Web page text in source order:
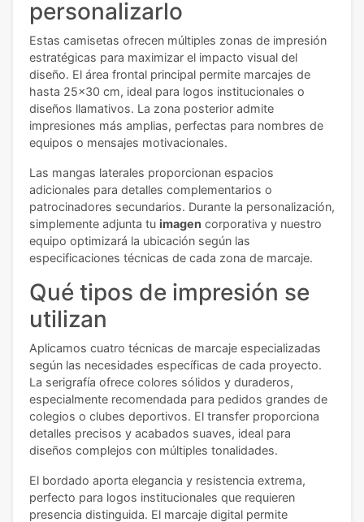
personalizarlo
Estas camisetas ofrecen múltiples zonas de impresión
estratégicas para maximizar el impacto visual del
diseño. El área frontal principal permite marcajes de
hasta 25x30 cm, ideal para logos institucionales o
diseños llamativos. La zona posterior admite
impresiones más amplias, perfectas para nombres de
equipos o mensajes motivacionales.
Las mangas laterales proporcionan espacios
adicionales para detalles complementarios o
patrocinadores secundarios. Durante la personalización,
simplemente adjunta tu imagen corporativa y nuestro
equipo optimizará la ubicación según las
especificaciones técnicas de cada zona de marcaje.
Qué tipos de impresión se
utilizan
Aplicamos cuatro técnicas de marcaje especializadas
según las necesidades específicas de cada proyecto.
La serigrafía ofrece colores sólidos y duraderos,
especialmente recomendada para pedidos grandes de
colegios o clubes deportivos. El transfer proporciona
detalles precisos y acabados suaves, ideal para
diseños complejos con múltiples tonalidades.
El bordado aporta elegancia y resistencia extrema,
perfecto para logos institucionales que requieren
presencia distinguida. El marcaje digital permite